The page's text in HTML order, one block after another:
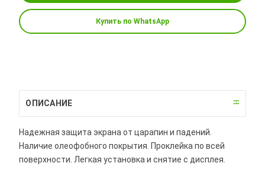
Купить по WhatsApp
ОПИСАНИЕ
Надежная защита экрана от царапин и падений.
Наличие олеофобного покрытия. Проклейка по всей
поверхности. Легкая установка и снятие с дисплея.